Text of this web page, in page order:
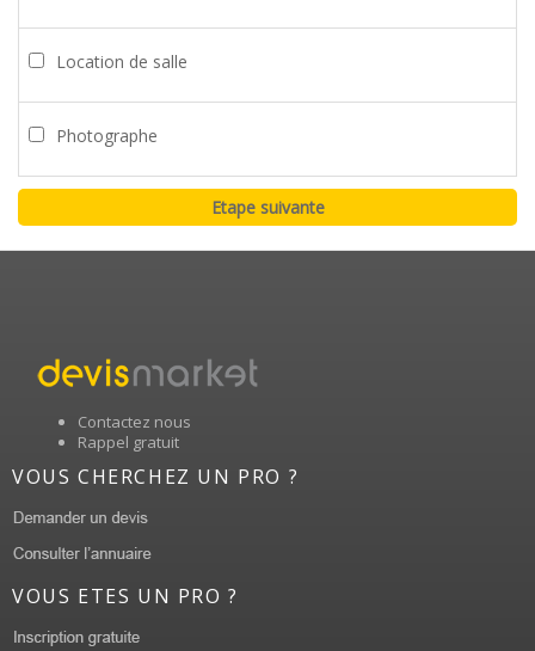
Location de salle
Photographe
Contactez nous
Rappel gratuit
VOUS CHERCHEZ UN PRO ?
VOUS ETES UN PRO ?